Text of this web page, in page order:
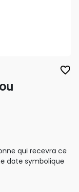
favorite_border
qui recevra ce
date symbolique